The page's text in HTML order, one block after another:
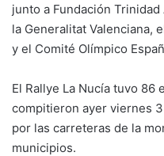
junto a Fundación
la Generalitat Valenciana,
y el Comité Olímpico
El Rallye La Nucía tuvo
compitieron ayer viernes
por las carreteras de la
municipios.